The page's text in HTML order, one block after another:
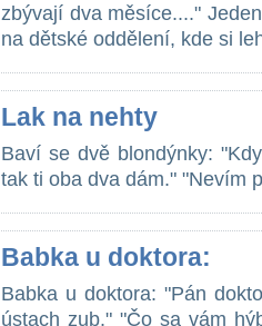
zbývají dva měsíce...."
na dětské oddělení, kde si
Lak na nehty
Baví se dvě blondýnky:
tak ti oba dva dám." "Nevím
Babka u doktora:
Babka u doktora: "Pán
ústach zub." "Čo sa vám